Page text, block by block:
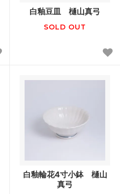
白釉豆皿 樋山真弓
SOLD OUT
白釉輪花4寸小鉢 樋山
真弓